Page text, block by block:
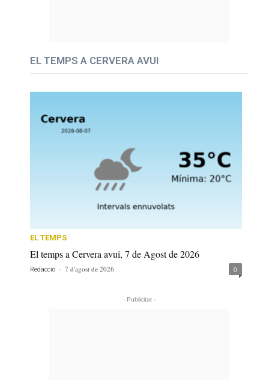
EL TEMPS A CERVERA AVUI
EL TEMPS
El temps a Cervera avui, 7 de Agost de 2026
Redacció - 7 d'agost de 2026 0
- Publicitat -